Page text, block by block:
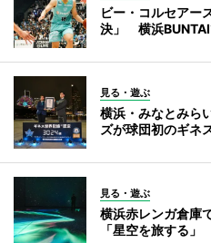
ビー・コルセアー
決」 横浜
見る・遊ぶ
横浜・みなとみら
ズが球団初のギネ
見る・遊ぶ
横浜赤レンガ倉庫
「星空を旅する」